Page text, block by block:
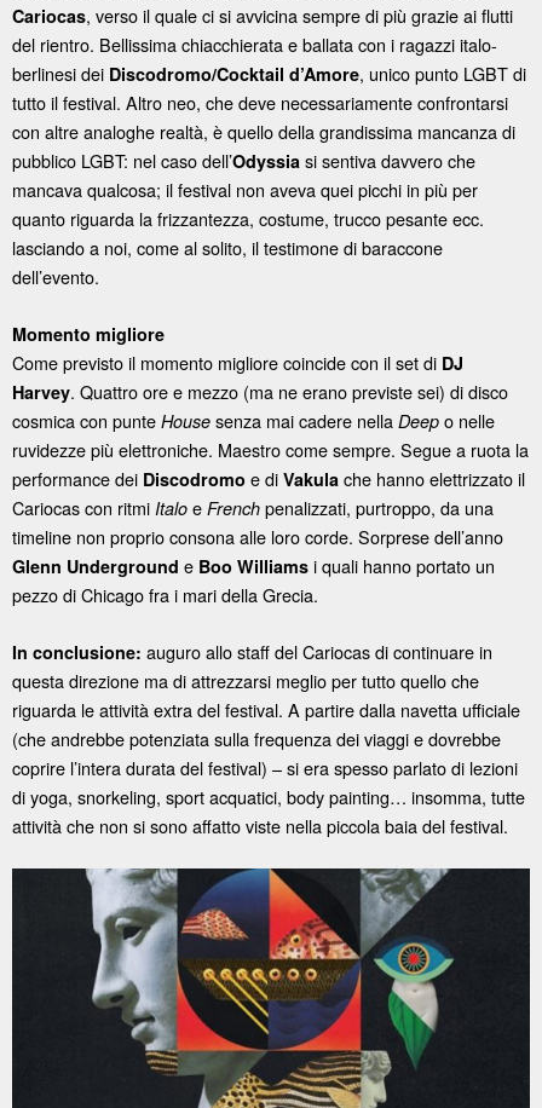
Cariocas, verso il quale ci si avvicina sempre di più grazie ai flutti
del rientro. Bellissima chiacchierata e ballata con i ragazzi italo-
berlinesi dei Discodromo/Cocktail d’Amore, unico punto LGBT di
tutto il festival. Altro neo, che deve necessariamente confrontarsi
con altre analoghe realtà, è quello della grandissima mancanza di
pubblico LGBT: nel caso dell’Odyssia si sentiva davvero che
mancava qualcosa; il festival non aveva quei picchi in più per
quanto riguarda la frizzantezza, costume, trucco pesante ecc.
lasciando a noi, come al solito, il testimone di baraccone
dell’evento.
Momento migliore
Come previsto il momento migliore coincide con il set di DJ
Harvey. Quattro ore e mezzo (ma ne erano previste sei) di disco
cosmica con punte House senza mai cadere nella Deep o nelle
ruvidezze più elettroniche. Maestro come sempre. Segue a ruota la
performance dei Discodromo e di Vakula che hanno elettrizzato il
Cariocas con ritmi Italo e French penalizzati, purtroppo, da una
timeline non proprio consona alle loro corde. Sorprese dell’anno
Glenn Underground e Boo Williams i quali hanno portato un
pezzo di Chicago fra i mari della Grecia.
In conclusione: auguro allo staff del Cariocas di continuare in
questa direzione ma di attrezzarsi meglio per tutto quello che
riguarda le attività extra del festival. A partire dalla navetta ufficiale
(che andrebbe potenziata sulla frequenza dei viaggi e dovrebbe
coprire l’intera durata del festival) – si era spesso parlato di lezioni
di yoga, snorkeling, sport acquatici, body painting… insomma, tutte
attività che non si sono affatto viste nella piccola baia del festival.